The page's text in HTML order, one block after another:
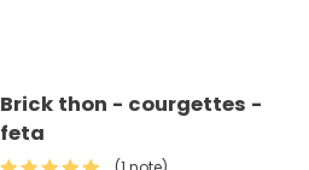
Brick thon - courgettes -
feta